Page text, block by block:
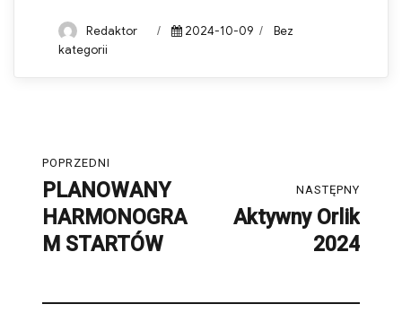
Author
Redaktor
Posted
2024-10-09 Categories
Bez
kategorii
wpisu
POPRZEDNI
Poprzedni
post:
PLANOWANY
HARMONOGRA
M STARTÓW
NASTĘPNY
NastępnyAktywny Orlik
2024